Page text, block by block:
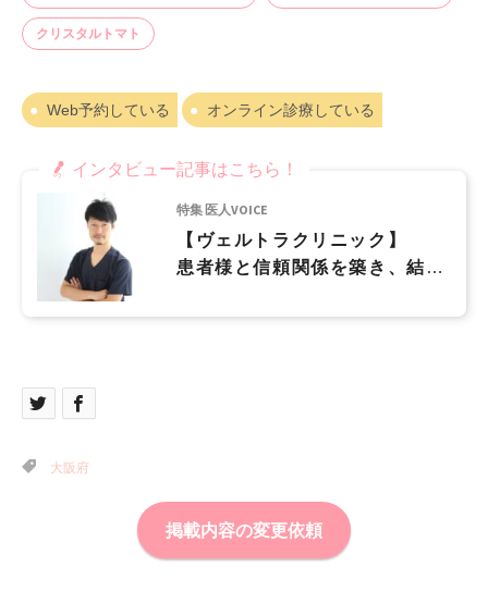
クリスタルトマト
Web予約している オンライン診療している
インタビュー記事はこちら！
特集 医人VOICE
【ヴェルトラクリニック】
患者様と信頼関係を築き、結果
しています
大阪府
掲載内容の変更依頼